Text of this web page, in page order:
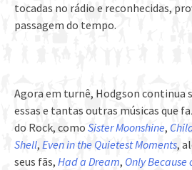
tocadas no rádio e reconhecidas,
passagem do tempo.
Agora em turnê, Hodgson continua
essas e tantas outras músicas que
do Rock, como Sister Moonshine,
Shell, Even in the Quietest Moments,
seus fãs, Had a Dream, Only Because